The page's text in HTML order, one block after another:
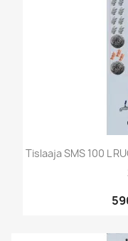
Tislaaja SMS 100 L